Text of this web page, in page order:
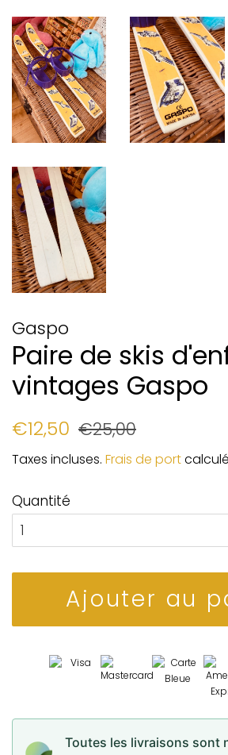
Gaspo
Paire de skis
vintages Gaspo
Prix
€12,50 Prix
€25,00
Taxes incluses. Frais de port
Quantité
Ajouter au
Toutes les livraisons sont